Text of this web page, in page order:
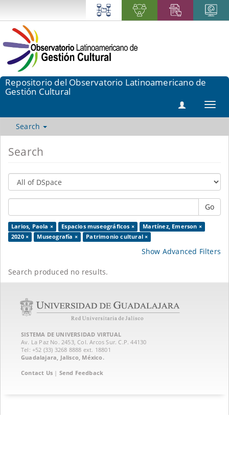
Repositorio del Observatorio Latinoamericano de
Gestión Cultural
Search
Search
Go
Larios, Paola × Espacios museográficos ×
Martínez, Emerson ×
2020 ×
Museografía × Patrimonio cultural ×
Show Advanced Filters
Search produced no results.
SISTEMA DE UNIVERSIDAD VIRTUAL
Av. La Paz No. 2453, Col. Arcos Sur. C.P. 44130
Tel: +52 (33) 3268 8888‏ ext. 18801
Guadalajara, Jalisco, México.
Contact Us | Send Feedback